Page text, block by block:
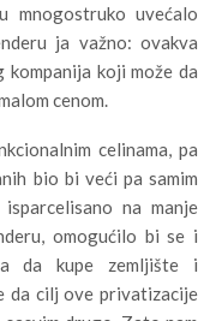
mnogostruko uvećalo
ja važno: ovakva
koji može da
cenom.
celinama, pa
bio bi veći pa samim
na manje
omogućilo bi se i
da kupe zemljište i
da cilj ove privatizacije